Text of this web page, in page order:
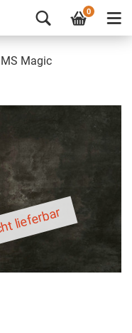
0
Magic
lieferbar